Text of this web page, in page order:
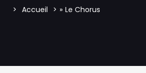
Accueil » Le Chorus